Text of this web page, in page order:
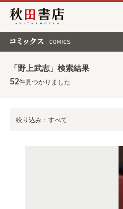
秋田書店
「野上武志」検索結果
52件見つかりました
絞り込み：すべて